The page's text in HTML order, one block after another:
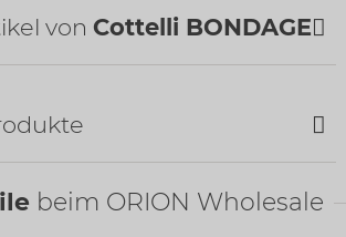
von Cottelli BONDAGE
beim ORION Wholesale